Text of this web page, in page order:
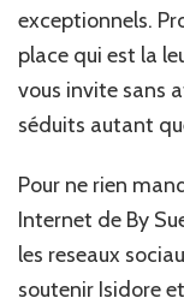
exceptionnels.
place qui est la
vous invite sans
séduits autant
Pour ne rien
Internet de By
les reseaux
soutenir Isidore